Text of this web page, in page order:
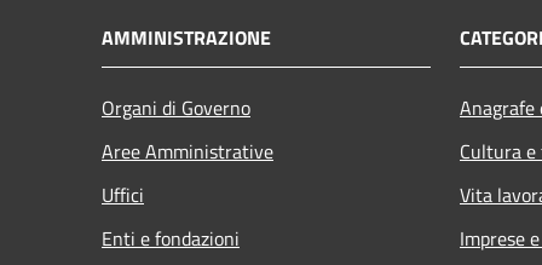
AMMINISTRAZIONE
Organi di Governo
Aree Amministrative
Uffici
Enti e fondazioni
Cultura
Vita
Imprese